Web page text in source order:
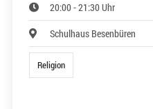
20:00 - 21:30 Uhr
Schulhaus Besenbüren
Religion